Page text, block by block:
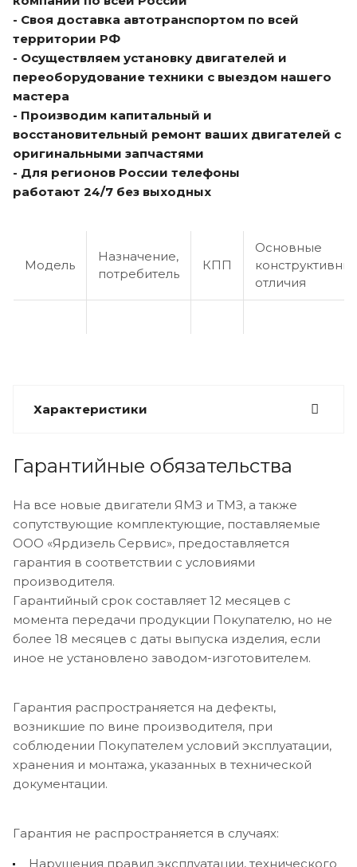
- Своя доставка автотранспортом по всей
территории РФ
- Осуществляем установку двигателей и
переоборудование техники с выездом нашего
мастера
- Производим капитальный и
восстановительный ремонт ваших двигателей с
оригинальными запчастями
- Для регионов России телефоны
работают 24/7 без выходных
Модель
Назначение,
потребитель
КПП
Основные
отличия
Характеристики
Гарантийные обязательства
На все новые двигатели ЯМЗ и ТМЗ, а также
сопутствующие комплектующие, поставляемые
ООО «Ярдизель Сервис», предоставляется
гарантия в соответствии с условиями
производителя.
Гарантийный срок составляет 12 месяцев с
момента передачи продукции Покупателю, но не
более 18 месяцев с даты выпуска изделия, если
иное не установлено заводом-изготовителем.
Гарантия распространяется на дефекты,
возникшие по вине производителя, при
соблюдении Покупателем условий эксплуатации,
хранения и монтажа, указанных в технической
документации.
Гарантия не распространяется в случаях:
Нарушения правил эксплуатации, технического